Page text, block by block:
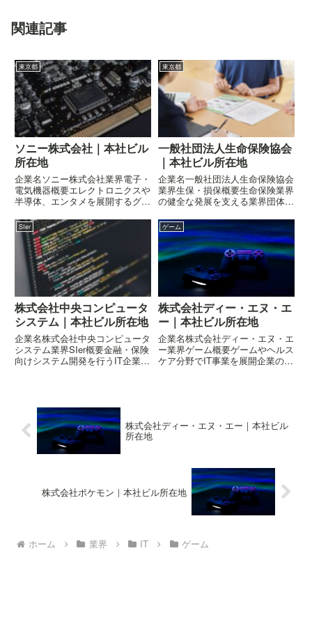
関連記事
東京都
ソニー株式会社｜本社ビル
所在地
企業名ソニー株式会社業界電子・
電気機器概要エレクトロニクスや
半導体、エンタメを展開するグロ
在地〒108-0075 東京都港区港南
一丁目7-1 ソニーシティ
東京都
一般社団法人生命保険協会
｜本社ビル所在地
企業名一般社団法人生命保険協会
業界生保・損保概要生命保険業界
の健全な発展を支える業界団体企
0005 東京都千代田区丸の内三丁
目4-1 新国際ビルヂング
SIer
株式会社中央コンピュータ
システム｜本社ビル所在地
企業名株式会社中央コンピュータ
システム業界SIer概要金融・保険
向けシステム開発を行うIT企業所
ゲーム
株式会社ディー・エヌ・エ
ー｜本社ビル所在地
企業名株式会社ディー・エヌ・エ
ー業界ゲーム概要ゲームやヘルス
ケア分野でIT事業を展開企業の概
株式会社ディー・エヌ・エー｜本社ビル
所在地
株式会社ポケモン｜本社ビル所在地
ホーム 業界 IT ゲーム